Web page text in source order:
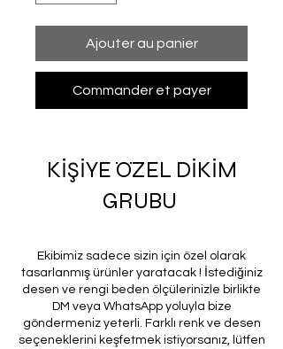
Ajouter au panier
Commander et payer
KİŞİYE ÖZEL DİKİM
GRUBU
Ekibimiz sadece sizin için özel olarak
tasarlanmış ürünler yaratacak ! İstediğiniz
desen ve rengi beden ölçülerinizle birlikte
DM veya WhatsApp yoluyla bize
göndermeniz yeterli. Farklı renk ve desen
seçeneklerini keşfetmek istiyorsanız, lütfen